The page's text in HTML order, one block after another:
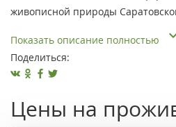
живописной природы
Показать описание полностью
Поделиться:
Цены на